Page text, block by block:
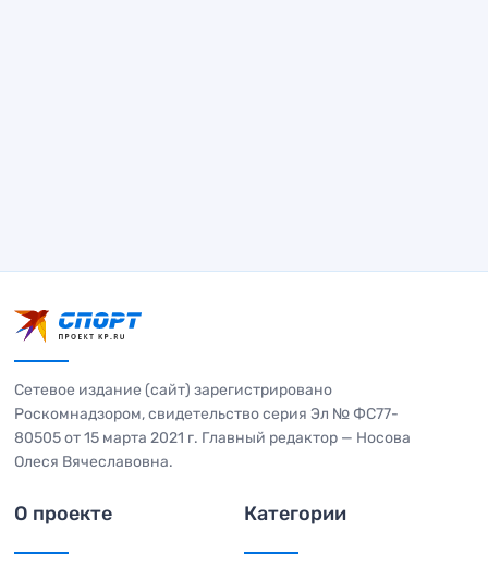
Сетевое издание (сайт) зарегистрировано
Роскомнадзором, свидетельство серия Эл № ФС77-
80505 от 15 марта 2021 г. Главный редактор — Носова
Олеся Вячеславовна.
О проекте Категории